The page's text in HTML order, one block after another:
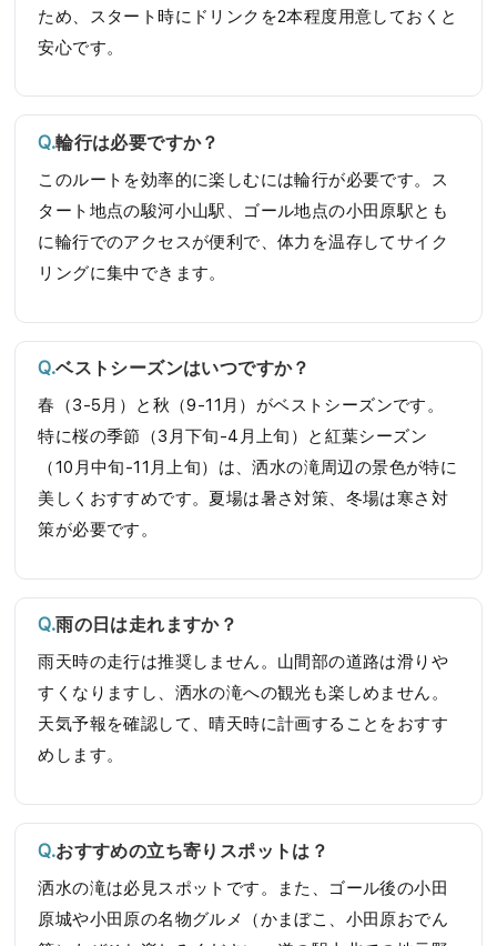
ため、スタート時にドリンクを2本程度用意しておくと
安心です。
輪行は必要ですか？
このルートを効率的に楽しむには輪行が必要です。ス
タート地点の駿河小山駅、ゴール地点の小田原駅とも
に輪行でのアクセスが便利で、体力を温存してサイク
リングに集中できます。
ベストシーズンはいつですか？
春（3-5月）と秋（9-11月）がベストシーズンです。
特に桜の季節（3月下旬-4月上旬）と紅葉シーズン
（10月中旬-11月上旬）は、洒水の滝周辺の景色が特に
美しくおすすめです。夏場は暑さ対策、冬場は寒さ対
策が必要です。
雨の日は走れますか？
雨天時の走行は推奨しません。山間部の道路は滑りや
すくなりますし、洒水の滝への観光も楽しめません。
天気予報を確認して、晴天時に計画することをおすす
めします。
おすすめの立ち寄りスポットは？
洒水の滝は必見スポットです。また、ゴール後の小田
原城や小田原の名物グルメ（かまぼこ、小田原おでん